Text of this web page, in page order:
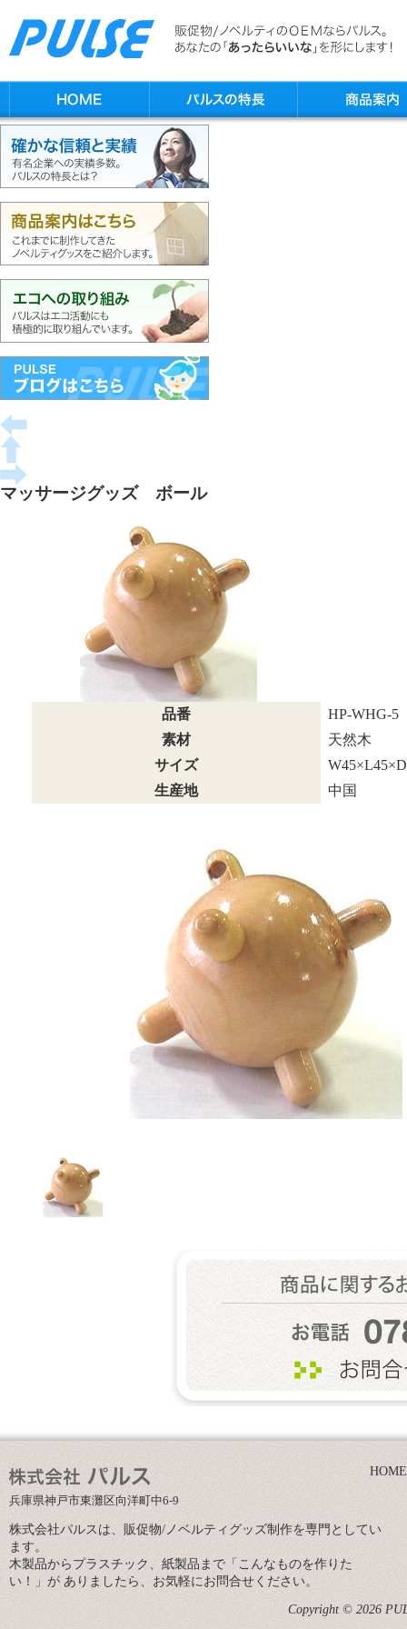
マッサージグッズ ボール
品番
HP-WHG-5
素材
天然木
サイズ
生産地
中国
兵庫県神戸市東灘区向洋町中6-9
HOME
株式会社パルスは、販促物/ノベルティグッズ制作を専門としてい
ます。
木製品からプラスチック、紙製品まで「こんなものを作りた
い！」が ありましたら、お気軽にお問合せください。
Copyright © 2026